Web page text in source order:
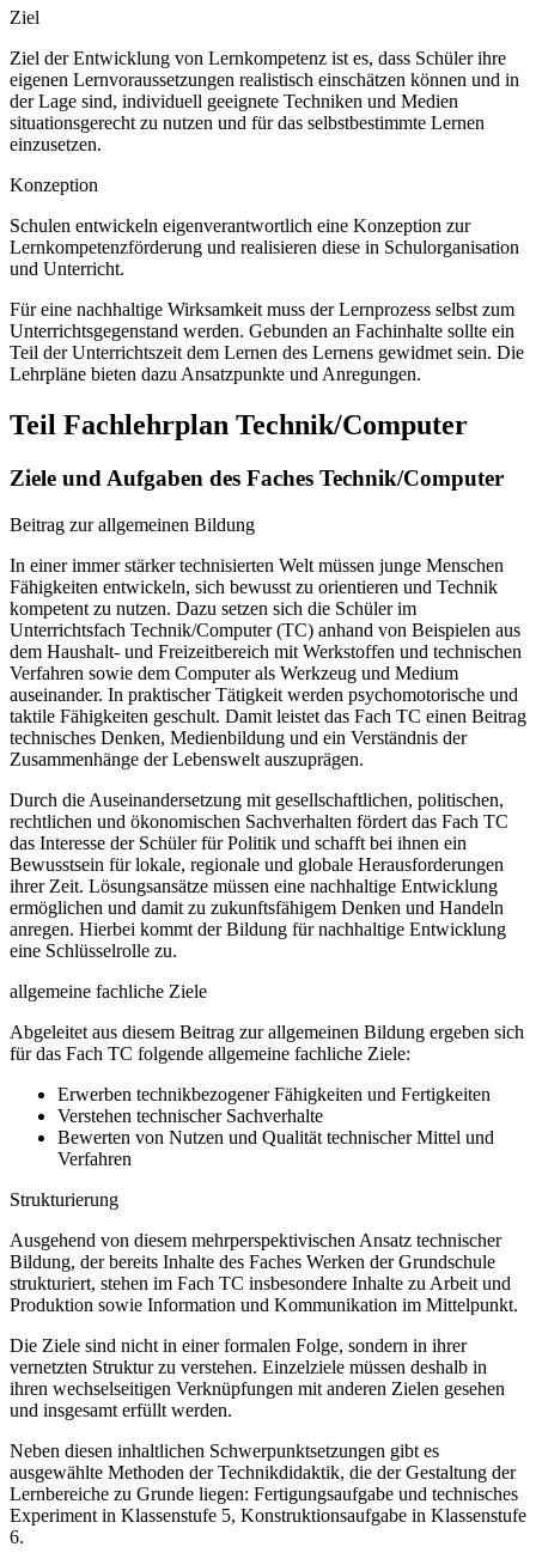
Ziel
Ziel der Entwicklung von Lernkompetenz ist es, dass Schüler ihre
eigenen Lernvoraussetzungen realistisch einschätzen können und in
der Lage sind, individuell geeignete Techniken und Medien
situationsgerecht zu nutzen und für das selbstbestimmte Lernen
einzusetzen.
Konzeption
Schulen entwickeln eigenverantwortlich eine Konzeption zur
Lernkompetenzförderung und realisieren diese in Schulorganisation
und Unterricht.
Für eine nachhaltige Wirksamkeit muss der Lernprozess selbst zum
Unterrichtsgegenstand werden. Gebunden an Fachinhalte sollte ein
Teil der Unterrichtszeit dem Lernen des Lernens gewidmet sein. Die
Lehrpläne bieten dazu Ansatzpunkte und Anregungen.
Teil Fachlehrplan Technik/Computer
Ziele und Aufgaben des Faches Technik/Computer
Beitrag zur allgemeinen Bildung
In einer immer stärker technisierten Welt müssen junge Menschen
Fähigkeiten entwickeln, sich bewusst zu orientieren und Technik
kompetent zu nutzen. Dazu setzen sich die Schüler im
Unterrichtsfach Technik/Computer (TC) anhand von Beispielen aus
dem Haushalt- und Freizeitbereich mit Werkstoffen und technischen
Verfahren sowie dem Computer als Werkzeug und Medium
auseinander. In praktischer Tätigkeit werden psychomotorische und
taktile Fähigkeiten geschult. Damit leistet das Fach TC einen Beitrag
technisches Denken, Medienbildung und ein Verständnis der
Zusammenhänge der Lebenswelt auszuprägen.
Durch die Auseinandersetzung mit gesellschaftlichen, politischen,
rechtlichen und ökonomischen Sachverhalten fördert das Fach TC
das Interesse der Schüler für Politik und schafft bei ihnen ein
Bewusstsein für lokale, regionale und globale Herausforderungen
ihrer Zeit. Lösungsansätze müssen eine nachhaltige Entwicklung
ermöglichen und damit zu zukunftsfähigem Denken und Handeln
anregen. Hierbei kommt der Bildung für nachhaltige Entwicklung
eine Schlüsselrolle zu.
allgemeine fachliche Ziele
Abgeleitet aus diesem Beitrag zur allgemeinen Bildung ergeben sich
für das Fach TC folgende allgemeine fachliche Ziele:
Erwerben technikbezogener Fähigkeiten und Fertigkeiten
Verstehen technischer Sachverhalte
Bewerten von Nutzen und Qualität technischer Mittel und
Verfahren
Strukturierung
Ausgehend von diesem mehrperspektivischen Ansatz technischer
Bildung, der bereits Inhalte des Faches Werken der Grundschule
strukturiert, stehen im Fach TC insbesondere Inhalte zu Arbeit und
Produktion sowie Information und Kommunikation im Mittelpunkt.
Die Ziele sind nicht in einer formalen Folge, sondern in ihrer
vernetzten Struktur zu verstehen. Einzelziele müssen deshalb in
ihren wechselseitigen Verknüpfungen mit anderen Zielen gesehen
und insgesamt erfüllt werden.
Neben diesen inhaltlichen Schwerpunktsetzungen gibt es
ausgewählte Methoden der Technikdidaktik, die der Gestaltung der
Lernbereiche zu Grunde liegen: Fertigungsaufgabe und technisches
Experiment in Klassenstufe 5, Konstruktionsaufgabe in Klassenstufe
6.